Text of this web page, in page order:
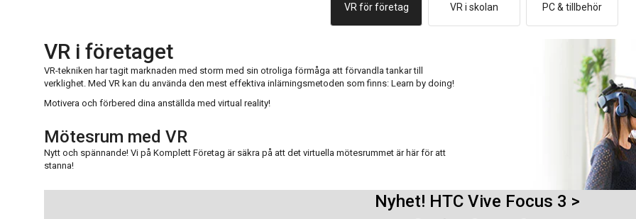
VR för företag VR i skolan PC & tillbehör
VR i företaget
VR-tekniken har tagit marknaden med storm med sin otroliga förmåga att förvandla tankar till
verklighet. Med VR kan du använda den mest effektiva inlärningsmetoden som finns: Learn by doing!
Motivera och förbered dina anställda med virtual reality!
Mötesrum med VR
Nytt och spännande! Vi på Komplett Företag är säkra på att det virtuella mötesrummet är här för att
stanna!
Nyhet! HTC Vive Focus 3 >